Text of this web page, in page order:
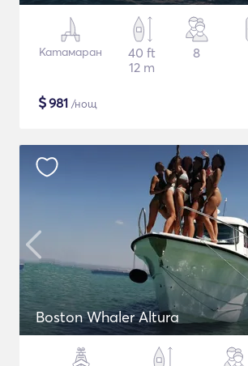
Катамаран
40 ft
12 m
8
$981 /нощ
Boston Whaler Altura